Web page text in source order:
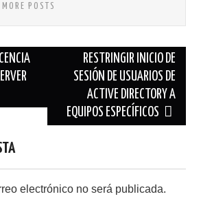
MORE POSTS
RESTRINGIR INICIO DE
SESIÓN DE USUARIOS DE
ACTIVE DIRECTORY A
EQUIPOS ESPECÍFICOS
electrónico no será publicada.